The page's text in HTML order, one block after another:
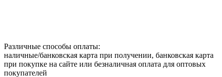
Различные способы оплаты:
наличные/банковская карта при получении, банковская карта
при покупке на сайте или безналичная оплата для оптовых
покупателей